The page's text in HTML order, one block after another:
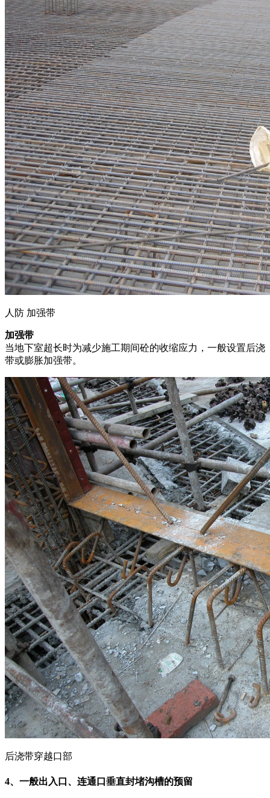
人防 加强带
加强带
当地下室超长时为减少施工期间砼的收缩应力，一般设置后浇
带或膨胀加强带。
后浇带穿越口部
4、一般出入口、连通口垂直封堵沟槽的预留